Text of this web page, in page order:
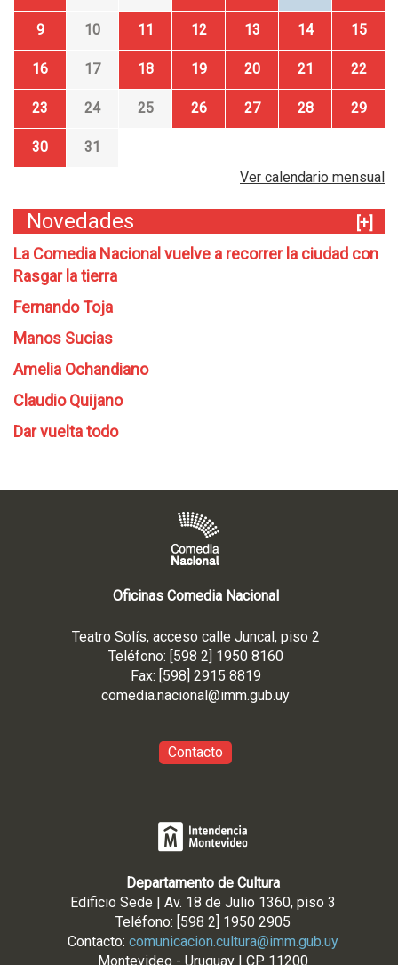
9 10 11 12 13 14 15
16 17 18 19 20 21 22
23 24 25 26 27 28 29
30
31
Ver calendario mensual
Novedades
[+]
La Comedia Nacional vuelve a recorrer la ciudad con
Rasgar la tierra
Fernando Toja
Manos Sucias
Amelia Ochandiano
Claudio Quijano
Dar vuelta todo
Oficinas Comedia Nacional
Teatro Solís, acceso calle Juncal, piso 2
Teléfono: [598 2] 1950 8160
Fax: [598] 2915 8819
comedia.nacional@imm.gub.uy
Contacto
Departamento de Cultura
Edificio Sede | Av. 18 de Julio 1360, piso 3
Teléfono: [598 2] 1950 2905
Contacto: comunicacion.cultura@imm.gub.uy
Montevideo - Uruguay | CP 11200